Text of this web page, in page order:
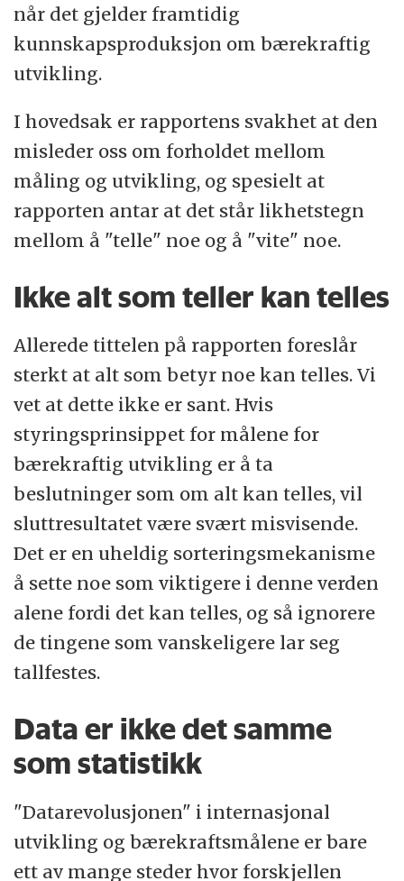
når det gjelder framtidig
kunnskapsproduksjon om bærekraftig
utvikling.
I hovedsak er rapportens svakhet at den
misleder oss om forholdet mellom
måling og utvikling, og spesielt at
rapporten antar at det står likhetstegn
mellom å "telle" noe og å "vite" noe.
Ikke alt som teller kan telles
Allerede tittelen på rapporten foreslår
sterkt at alt som betyr noe kan telles. Vi
vet at dette ikke er sant. Hvis
styringsprinsippet for målene for
bærekraftig utvikling er å ta
beslutninger som om alt kan telles, vil
sluttresultatet være svært misvisende.
Det er en uheldig sorteringsmekanisme
å sette noe som viktigere i denne verden
alene fordi det kan telles, og så ignorere
de tingene som vanskeligere lar seg
tallfestes.
Data er ikke det samme
som statistikk
"Datarevolusjonen" i internasjonal
utvikling og bærekraftsmålene er bare
ett av mange steder hvor forskjellen